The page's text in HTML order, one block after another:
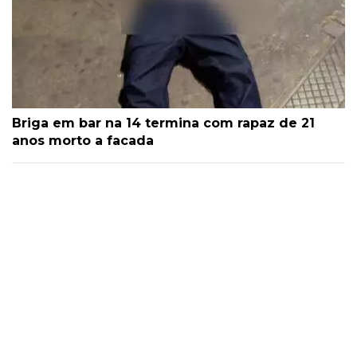
Briga em bar na 14 termina com rapaz de 21
anos morto a facada